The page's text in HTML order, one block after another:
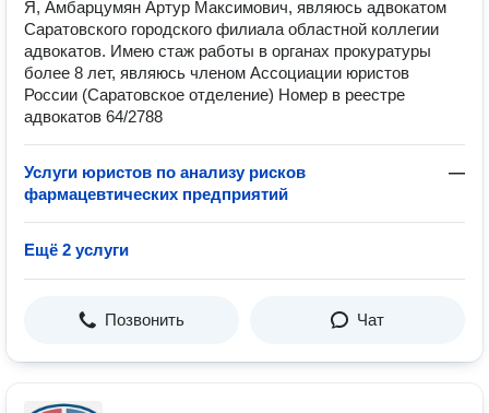
Я, Амбарцумян Артур Максимович, являюсь адвокатом
Саратовского городского филиала областной коллегии
адвокатов. Имею стаж работы в органах прокуратуры
более 8 лет, являюсь членом Ассоциации юристов
России (Саратовское отделение) Номер в реестре
адвокатов 64/2788
Услуги юристов по анализу рисков
фармацевтических предприятий
—
Ещё 2 услуги
Позвонить Чат